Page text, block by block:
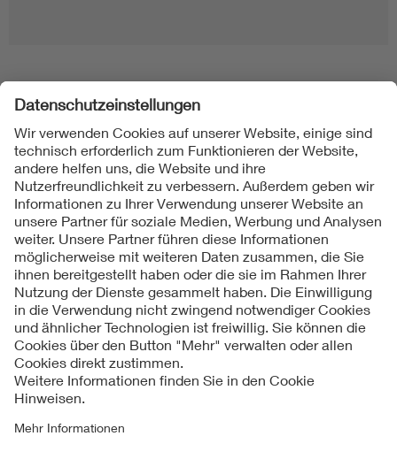
Folgen Sie uns
Kontakt
Impressum
Datenschutzinformationen
Cookie Hinweise
Compliance